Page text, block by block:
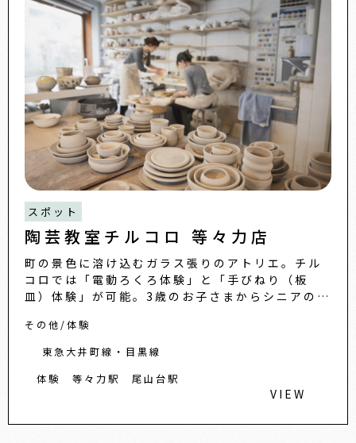
スポット
陶芸教室チルコロ 等々力店
町の景色に溶け込むガラス張りのアトリエ。チル
コロでは「電動ろくろ体験」と「手びねり（板
皿）体験」が可能。3歳のお子さまからシニアの方
ートが受けられるため、初
その他
体験
東急大井町線・目黒線
体験
等々力駅 尾山台駅
VIEW